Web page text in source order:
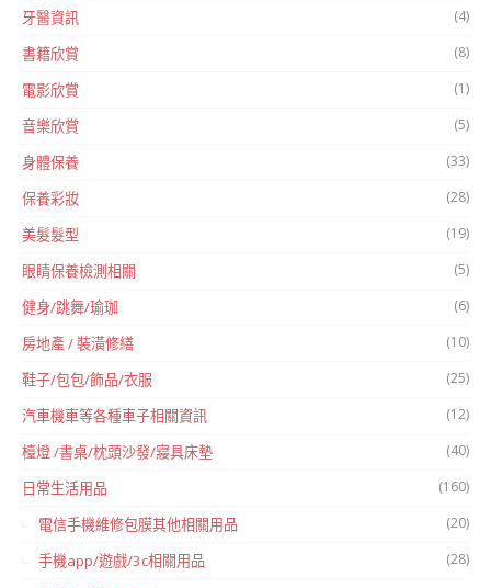
牙醫資訊 (4)
書籍欣賞 (8)
電影欣賞 (1)
音樂欣賞 (5)
身體保養 (33)
保養彩妝 (28)
美髮髮型 (19)
眼睛保養檢測相關 (5)
健身/跳舞/瑜珈 (6)
房地產 / 裝潢修繕 (10)
鞋子/包包/飾品/衣服 (25)
汽車機車等各種車子相關資訊 (12)
檯燈 /書桌/枕頭沙發/寢具床墊 (40)
日常生活用品 (160)
電信手機維修包膜其他相關用品 (20)
手機app/遊戲/3c相關用品 (28)